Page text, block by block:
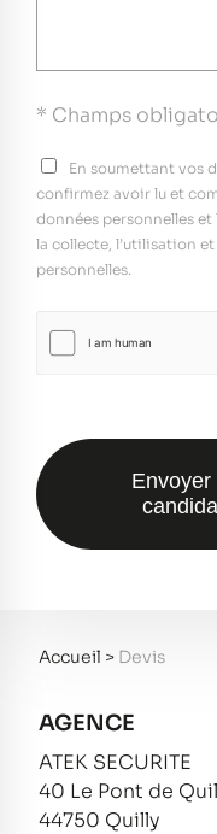
Accueil > Devis
AGENCE
ATEK SECURITE
40 Le Pont de
44750 Quilly
* Champs
En soumettant vos
confirmez avoir lu et
données personnelles
la collecte, l’utilisation
personnelles.
Envoyer